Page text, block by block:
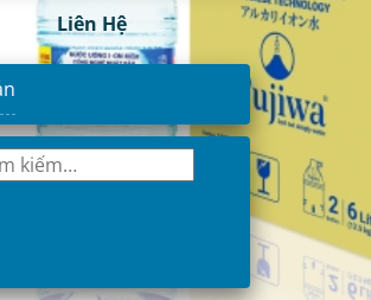
Liên Hệ